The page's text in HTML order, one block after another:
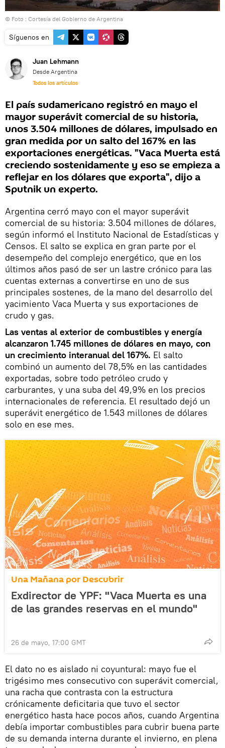
© Foto : Cortesía del Gobierno de Argentina
Síguenos en
Juan Lehmann
Desde Argentina
Todos los artículos
El país sudamericano registró en mayo el
mayor superávit comercial de su historia,
unos 3.504 millones de dólares, impulsado en
gran medida por un salto del 167% en las
exportaciones energéticas. "Vaca Muerta está
creciendo sostenidamente y eso se empieza a
reflejar en los dólares que exporta", dijo a
Sputnik un experto.
Argentina cerró mayo con el mayor superávit
comercial de su historia: 3.504 millones de dólares,
según informó el Instituto Nacional de Estadísticas y
Censos. El salto se explica en gran parte por el
desempeño del complejo energético, que en los
últimos años pasó de ser un lastre crónico para las
cuentas externas a convertirse en uno de sus
principales sostenes, de la mano del desarrollo del
yacimiento Vaca Muerta y sus exportaciones de
crudo y gas.
Las ventas al exterior de combustibles y energía
alcanzaron 1.745 millones de dólares en mayo, con
un crecimiento interanual del 167%. El salto
combinó un aumento del 78,5% en las cantidades
exportadas, sobre todo petróleo crudo y
carburantes, y una suba del 49,9% en los precios
internacionales de referencia. El resultado dejó un
superávit energético de 1.543 millones de dólares
solo en ese mes.
Una Mañana por Descubrir
Exdirector de YPF: "Vaca Muerta es una
de las grandes reservas en el mundo"
26 de mayo, 17:00 GMT
El dato no es aislado ni coyuntural: mayo fue el
trigésimo mes consecutivo con superávit comercial,
una racha que contrasta con la estructura
crónicamente deficitaria que tuvo el sector
energético hasta hace pocos años, cuando Argentina
debía importar combustibles para cubrir buena parte
de su demanda interna durante el invierno, en plena